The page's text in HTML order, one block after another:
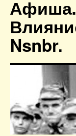
Афиша.
Nsnbr.